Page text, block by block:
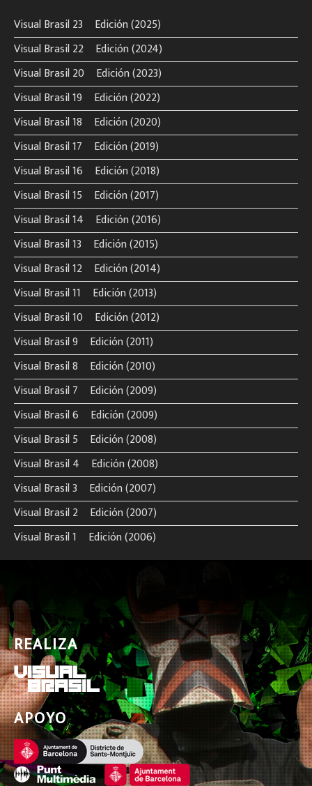
Visual Brasil 23º Edición (2025)
Visual Brasil 22º Edición (2024)
Visual Brasil 20º Edición (2023)
Visual Brasil 19º Edición (2022)
Visual Brasil 18º Edición (2020)
Visual Brasil 17º Edición (2019)
Visual Brasil 16º Edición (2018)
Visual Brasil 15º Edición (2017)
Visual Brasil 14º Edición (2016)
Visual Brasil 13º Edición (2015)
Visual Brasil 12º Edición (2014)
Visual Brasil 11º Edición (2013)
Visual Brasil 10º Edición (2012)
Visual Brasil 9º Edición (2011)
Visual Brasil 8º Edición (2010)
Visual Brasil 7º Edición (2009)
Visual Brasil 6º Edición (2009)
Visual Brasil 5º Edición (2008)
Visual Brasil 4º Edición (2008)
Visual Brasil 3º Edición (2007)
Visual Brasil 2º Edición (2007)
Visual Brasil 1º Edición (2006)
REALIZA
APOYO